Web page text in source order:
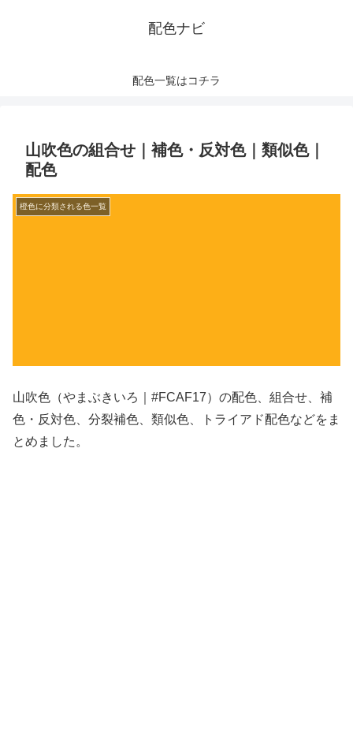
配色ナビ
配色一覧はコチラ
山吹色の組合せ｜補色・反対色｜類似色｜
配色
橙色に分類される色一覧
山吹色（やまぶきいろ｜#FCAF17）の配色、組合せ、補
色・反対色、分裂補色、類似色、トライアド配色などをま
とめました。